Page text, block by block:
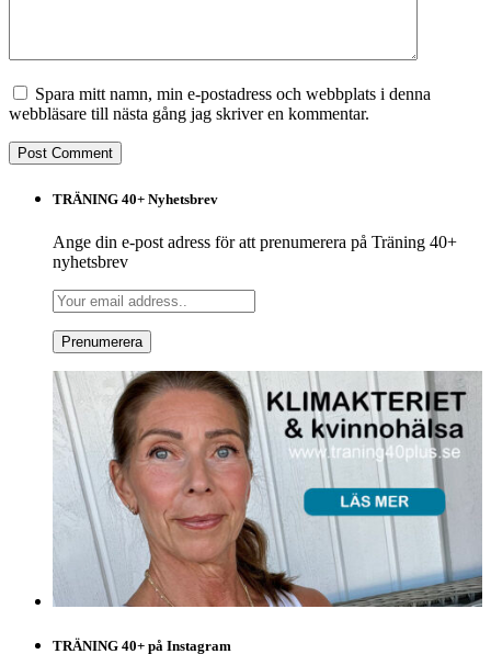
Spara mitt namn, min e-postadress och webbplats i denna
webbläsare till nästa gång jag skriver en kommentar.
TRÄNING 40+ Nyhetsbrev
Ange din e-post adress för att prenumerera på Träning 40+
nyhetsbrev
TRÄNING 40+ på Instagram